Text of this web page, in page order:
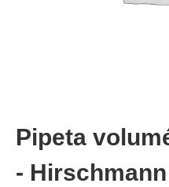
Pipeta
-